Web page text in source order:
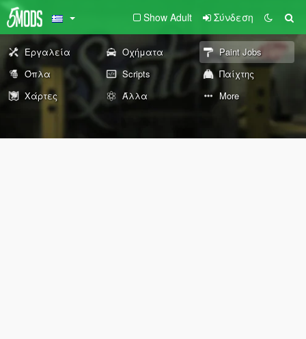
Show Adult Σύνδεση
Εργαλεία Οχήματα
Paint Jobs
Όπλα
Scripts
Παίχτης
Χάρτες
Άλλα More